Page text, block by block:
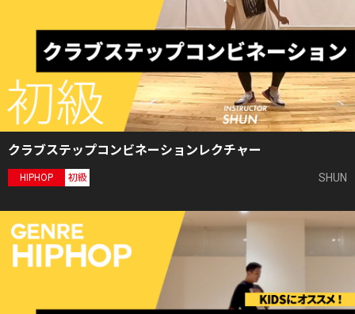
クラブステップコンビネーションレクチャー
HIPHOP 初級 SHUN